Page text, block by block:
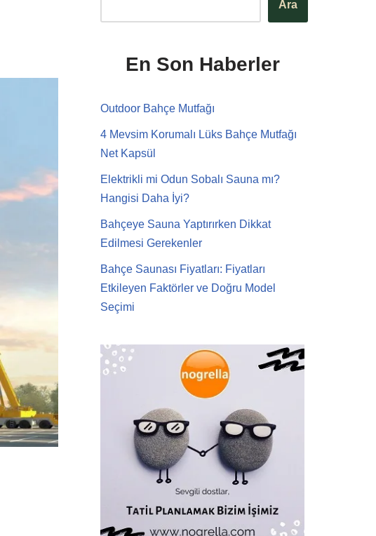
Ara
En Son Haberler
Outdoor Bahçe Mutfağı
4 Mevsim Korumalı Lüks Bahçe Mutfağı
Net Kapsül
Elektrikli mi Odun Sobalı Sauna mı?
Hangisi Daha İyi?
Bahçeye Sauna Yaptırırken Dikkat
Edilmesi Gerekenler
Bahçe Saunası Fiyatları: Fiyatları
Etkileyen Faktörler ve Doğru Model
Seçimi